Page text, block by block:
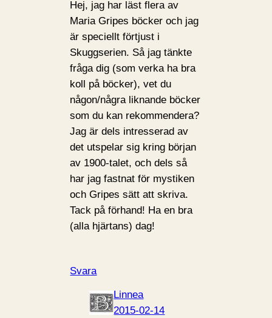
Hej, jag har läst flera av
Maria Gripes böcker och jag
är speciellt förtjust i
Skuggserien. Så jag tänkte
fråga dig (som verka ha bra
koll på böcker), vet du
någon/några liknande böcker
som du kan rekommendera?
Jag är dels intresserad av
det utspelar sig kring början
av 1900-talet, och dels så
har jag fastnat för mystiken
och Gripes sätt att skriva.
Tack på förhand! Ha en bra
(alla hjärtans) dag!
Svara
Linnea
2015-02-14